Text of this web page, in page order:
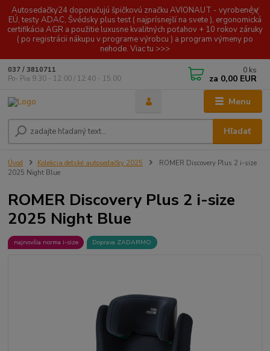
Autosedačky24 doporučujú špičkovú značku AVIONAUT - vyrobené v
EÚ, testy ADAC, Švédsky plus test ( najprísnejší na svete ), ergonomická
certifikácia AGR a použitie luxusne kvalitných poťahov + 10 rokov záruky
( po registrácii nákupu v programe výrobcu ) a program výmeny po
nehode. Viac tu >>>
Menu
Hľadať
037 / 3810711
Po- Pia 9.30 - 12.00 / 12.40 - 15.00
0 ks
za 0,00 EUR
Úvod Kolekcia detské autosedačky 2025
ROMER Discovery Plus 2 i-size
2025 Night Blue
ROMER Discovery Plus 2 i-size
2025 Night Blue
najnovšia norma i-size Doprava ZADARMO